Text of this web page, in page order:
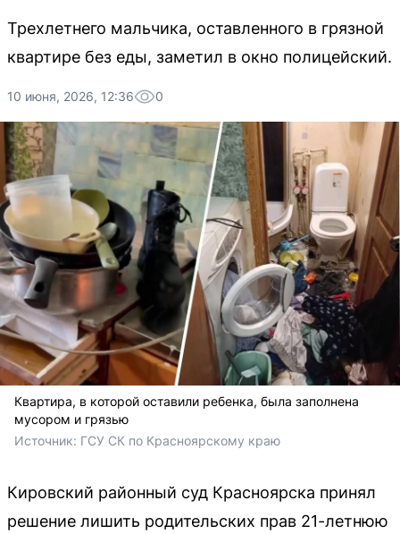
Трехлетнего мальчика, оставленного в грязной
квартире без еды, заметил в окно полицейский.
10 июня, 2026, 12:36 0
Квартира, в которой оставили ребенка, была заполнена
мусором и грязью
Источник: ГСУ СК по Красноярскому краю
Кировский районный суд Красноярска принял
решение лишить родительских прав 21-летнюю